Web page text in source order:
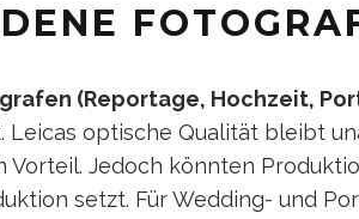
(Reportage, Hochzeit,
Leicas optische Qualität bleibt
Vorteil. Jedoch könnten
setzt. Für Wedding- und